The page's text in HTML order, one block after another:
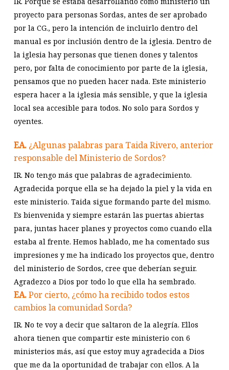
proyecto para personas Sordas, antes de ser aprobado
por la CG., pero la intención de incluirlo dentro del
manual es por inclusión dentro de la iglesia. Dentro de
la iglesia hay personas que tienen dones y talentos
pero, por falta de conocimiento por parte de la iglesia,
pensamos que no pueden hacer nada. Este ministerio
espera hacer a la iglesia más sensible, y que la iglesia
local sea accesible para todos. No solo para Sordos y
oyentes.
EA.¿Algunas palabras para Taida Rivero, anterior
responsable del Ministerio de Sordos?
IR. No tengo más que palabras de agradecimiento.
Agradecida porque ella se ha dejado la piel y la vida en
este ministerio. Taida sigue formando parte del mismo.
Es bienvenida y siempre estarán las puertas abiertas
para, juntas hacer planes y proyectos como cuando ella
estaba al frente. Hemos hablado, me ha comentado sus
impresiones y me ha indicado los proyectos que, dentro
del ministerio de Sordos, cree que deberían seguir.
Agradezco a Dios por todo lo que ella ha sembrado.
EA.Por cierto, ¿cómo ha recibido todos estos
cambios la comunidad Sorda?
IR. No te voy a decir que saltaron de la alegría. Ellos
ahora tienen que compartir este ministerio con 6
ministerios más, así que estoy muy agradecida a Dios
que me da la oportunidad de trabajar con ellos. A la